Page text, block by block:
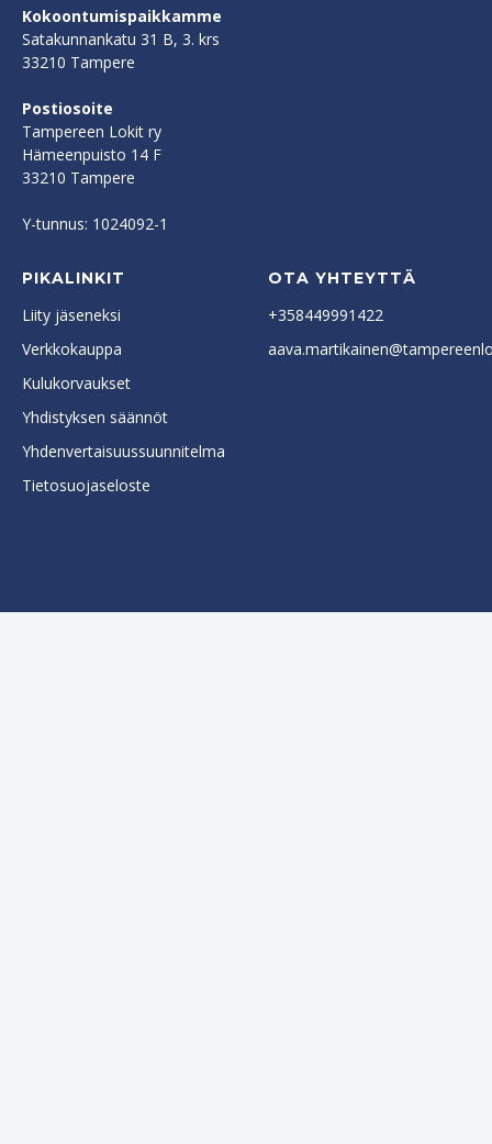
Kokoontumispaikkamme
Satakunnankatu 31 B, 3. krs
33210 Tampere
Postiosoite
Tampereen Lokit ry
Hämeenpuisto 14 F
33210 Tampere
Y-tunnus: 1024092-1
PIKALINKIT
Liity jäseneksi
Verkkokauppa
Kulukorvaukset
Yhdistyksen säännöt
Yhdenvertaisuussuunnitelma
Tietosuojaseloste
OTA YHTEYTTÄ
+358449991422